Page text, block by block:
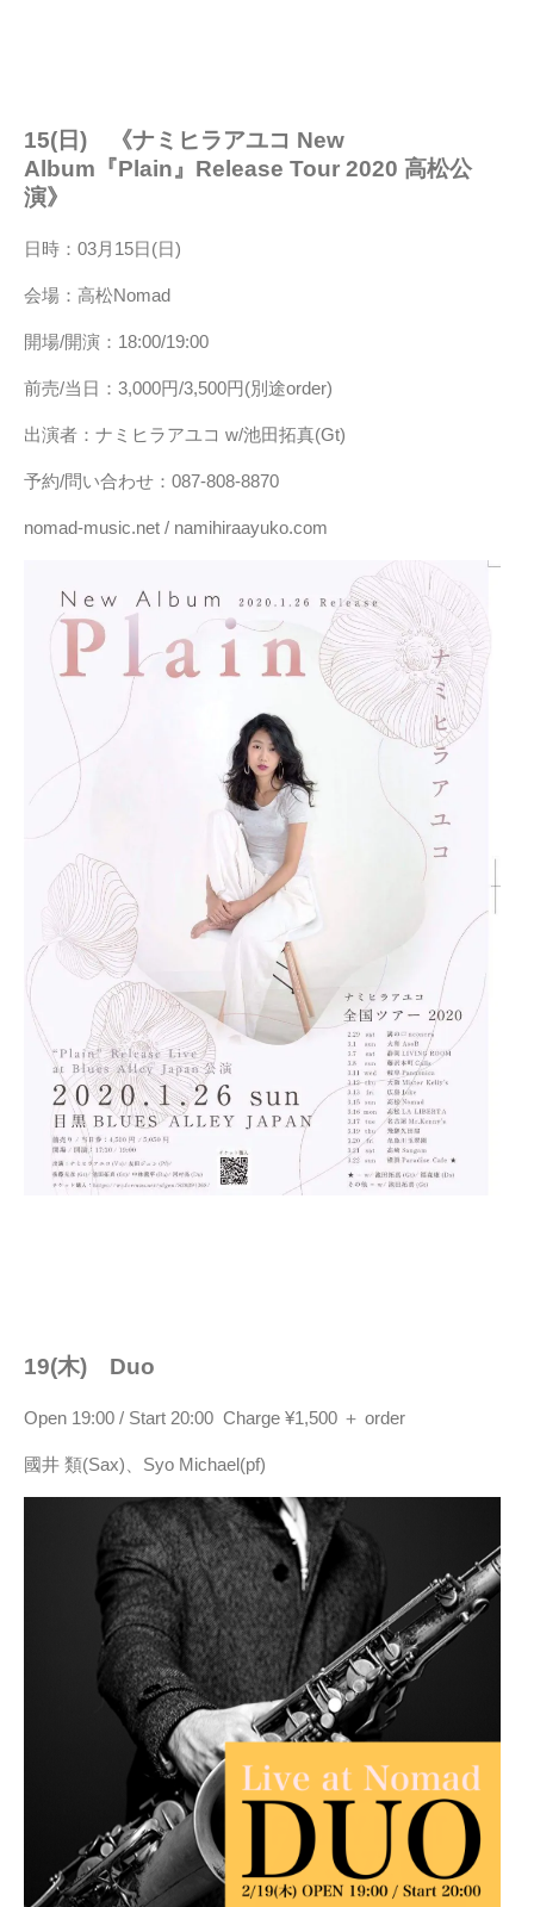
15(日) 《ナミヒラアユコ New
Album『Plain』Release Tour 2020 高松公
演》
日時：03月15日(日)
会場：高松Nomad
開場/開演：18:00/19:00
前売/当日：3,000円/3,500円(別途order)
出演者：ナミヒラアユコ w/池田拓真(Gt)
予約/問い合わせ：087-808-8870
nomad-music.net / namihiraayuko.com
19(木) Duo
Open 19:00 / Start 20:00 Charge ¥1,500 ＋ order
國井 類(Sax)、Syo Michael(pf)